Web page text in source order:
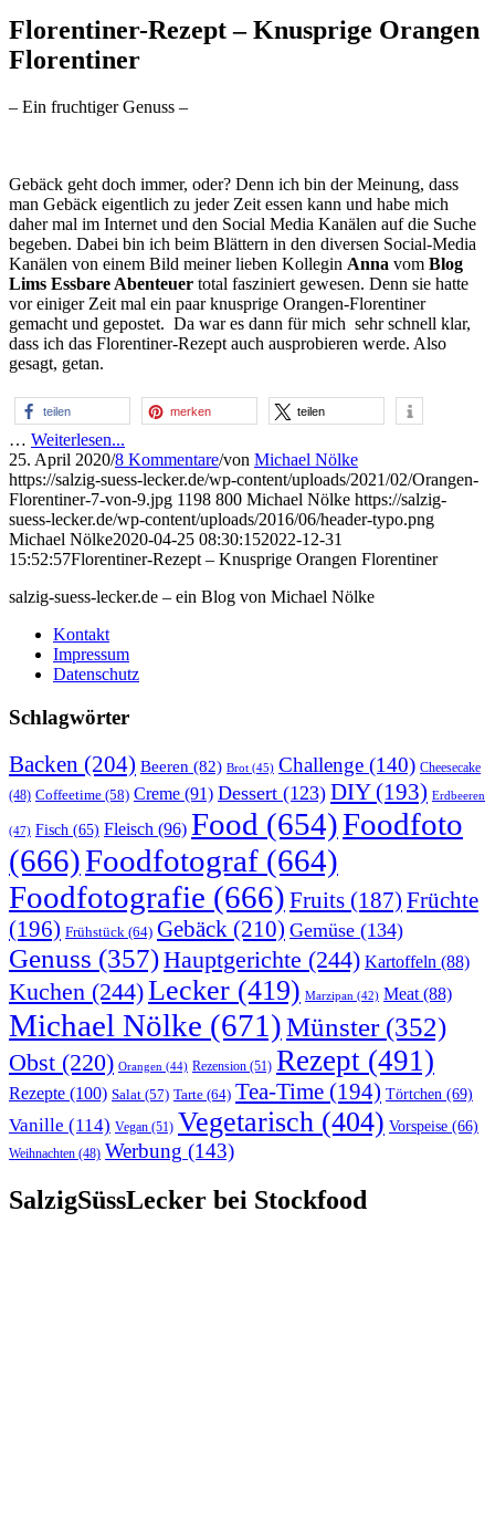
Florentiner-Rezept – Knusprige Orangen
Florentiner
– Ein fruchtiger Genuss –
Gebäck geht doch immer, oder? Denn ich bin der Meinung, dass
man Gebäck eigentlich zu jeder Zeit essen kann und habe mich
daher mal im Internet und den Social Media Kanälen auf die Suche
begeben. Dabei bin ich beim Blättern in den diversen Social-Media
Kanälen von einem Bild meiner lieben Kollegin Anna vom Blog
Lims Essbare Abenteuer total fasziniert gewesen. Denn sie hatte
vor einiger Zeit mal ein paar knusprige Orangen-Florentiner
gemacht und gepostet. Da war es dann für mich sehr schnell klar,
dass ich das Florentiner-Rezept auch ausprobieren werde. Also
gesagt, getan.
teilen merken teilen
… Weiterlesen...
25. April 2020/8 Kommentare/von Michael Nölke
https://salzig-suess-lecker.de/wp-content/uploads/2021/02/Orangen-
Florentiner-7-von-9.jpg 1198 800 Michael Nölke https://salzig-
suess-lecker.de/wp-content/uploads/2016/06/header-typo.png
Michael Nölke2020-04-25 08:30:152022-12-31
15:52:57Florentiner-Rezept – Knusprige Orangen Florentiner
salzig-suess-lecker.de – ein Blog von Michael Nölke
Kontakt
Impressum
Datenschutz
Schlagwörter
Backen (204) Beeren (82) Brot (45) Challenge (140) Cheesecake
(48) Coffeetime (58) Creme (91) Dessert (123) DIY(193) Erdbeeren
(47) Fisch (65) Fleisch (96) Food (654)Foodfoto
(666)Foodfotograf (664)
Foodfotografie (666) Fruits (187) Früchte
(196) Frühstück (64) Gebäck (210) Gemüse (134)
Genuss (357)Hauptgerichte (244) Kartoffeln (88)
Kuchen (244)Lecker (419) Marzipan (42) Meat (88)
Michael Nölke (671)Münster(352)
Obst (220) Orangen (44) Rezension (51) Rezept (491)
Rezepte (100) Salat (57) Tarte (64) Tea-Time (194) Törtchen (69)
Vanille (114) Vegan (51) Vegetarisch (404) Vorspeise (66)
Weihnachten (48) Werbung (143)
SalzigSüssLecker bei Stockfood